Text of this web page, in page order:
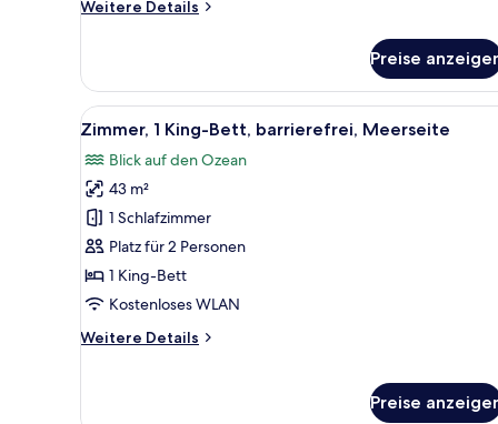
Weitere Details
Weitere
Meerseite
(Central)
Preise
Alle
Fotos
für
Zimmer,
1 King-
Bett,
barrierefrei,
Meerseite
Ein Hotelzimmer mit großem
9
Zimmer, 1 King-Bett, barrierefrei, Meerseite
Blick auf den Ozean
43 m²
1 Schlafzimmer
Platz für 2 Personen
1 King-Bett
Kostenloses WLAN
Weitere Details
Weitere
Preise